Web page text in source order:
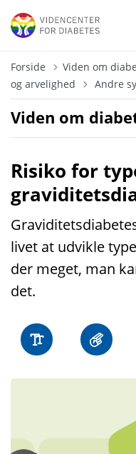
Forside Viden om
og arvelighed
Tilbage
Andre
Viden om
Risiko for
livet at udvikle
der meget, man
det.